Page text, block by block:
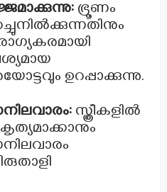
ഭ്രൂണം
ഉറപ്പാക്കുന്നു.
സ്ത്രീകളിൽ